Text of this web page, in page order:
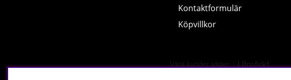
Kontaktformulär
Köpvillkor